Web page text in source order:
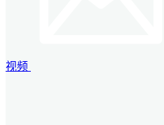
视频